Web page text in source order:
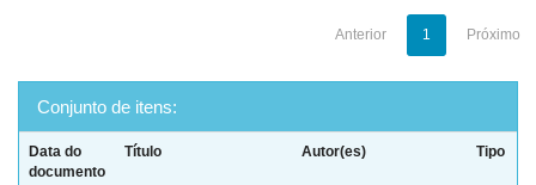
Anterior 1 Próximo
Conjunto de itens:
Data do
documento
Título Autor(es) Tipo